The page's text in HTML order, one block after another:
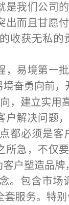
是我们公司
出而且甘愿
收获无私
，易境第一
奋勇向前
，建立实用
户解决问题
都必须是
所急，不仅
户塑造品
。包含市
服务。特